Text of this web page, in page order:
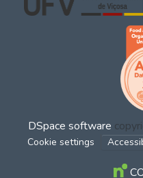
DSpace software
Cookie settings